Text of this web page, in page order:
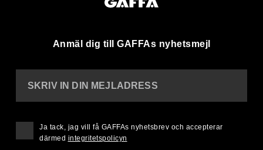
Anmäl dig till GAFFAs nyhetsmejl
SKRIV IN DIN MEJLADRESS
Ja tack, jag vill få GAFFAs nyhetsbrev och accepterar
därmed integritetspolicyn